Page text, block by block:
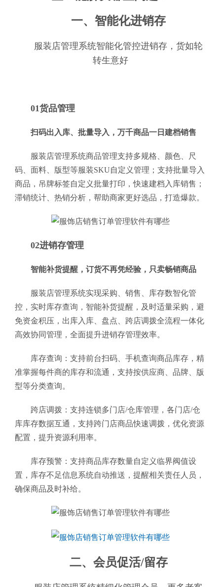
一、智能化进销存
服装店管理系统智能化管控进销存，货如轮
转生意好
01货品管理
扫码出入库、批量导入，万千商品一日建档销售
服装店管理系统商品管理支持多规格、颜色、尺
码、面料、版型等服装SKU自定义管理；支持批量导入
商品，吊牌标签自定义批量打印，快速建档入库销售；
滞销统计、热销分析，帮助商家更好选品，打造爆款。
02进销存管理
智能补货提醒，订货不再凭经验，只卖畅销商品
服装店管理系统实现采购、销售、库存数智化管
控，实时库存查询，智能补货提醒，及时适量采购，避
免资金积压，出库入库、盘点、跨店调拨全流程一体化
高效协同管理，全面提升进销存管理效率。
库存查询：支持前台扫码、手机查询商品库存，精
准掌握每件商的库存和流通，支持按供应商、品牌、版
型等分类查询。
跨店调拨：支持连锁多门店/仓库管理，各门店/仓
库库存数据互通，支持跨门店商品快速调拨，优化资源
配置，提升资源利用率。
库存预警：支持商品库存数量自定义临界阀值设
置，库存不足信息系统自动推送，提醒相关责任人员，
确保商品及时补给。
二、会员促活/留存